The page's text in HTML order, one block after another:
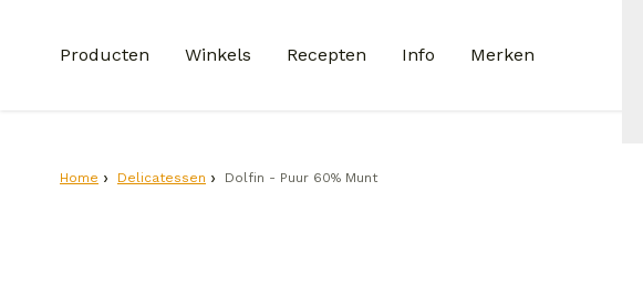
Producten Winkels Recepten Info Merken
Home Delicatessen Dolfin - Puur 60% Munt